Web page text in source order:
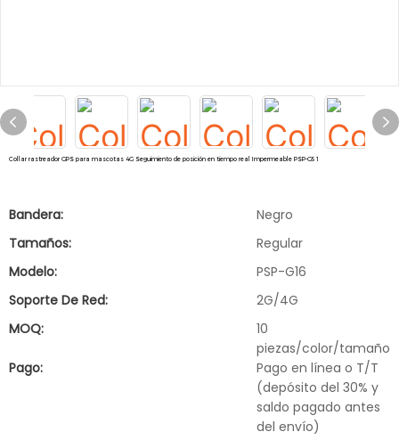
Collar rastreador GPS para mascotas 4G Seguimiento de posición en tiempo real Impermeable PSP-G51
Bandera:
Negro
Tamaños:
Regular
Modelo:
PSP-G16
Soporte De Red:
2G/4G
MOQ:
10
piezas/color/tamaño
Pago:
Pago en línea o T/T
(depósito del 30% y
saldo pagado antes
del envío)